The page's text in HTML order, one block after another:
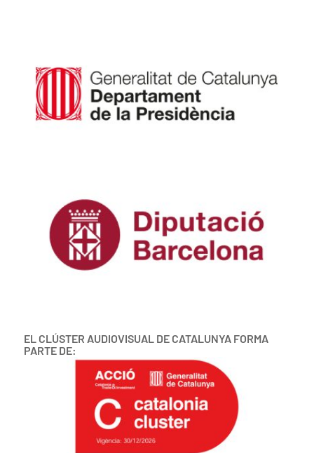
EL CLÚSTER AUDIOVISUAL DE CATALUNYA FORMA
PARTE DE: